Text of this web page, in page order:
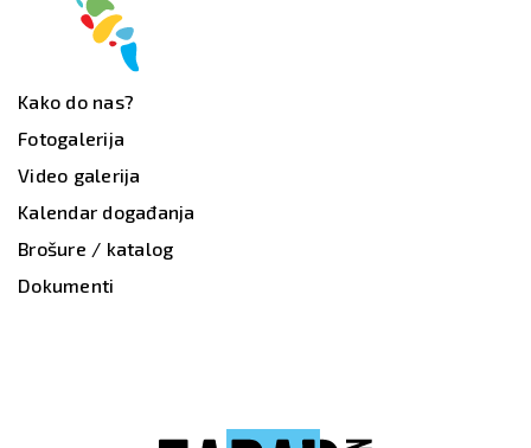
Kako do nas?
Fotogalerija
Video galerija
Kalendar događanja
Brošure / katalog
Dokumenti